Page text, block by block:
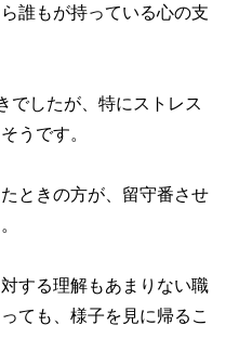
誰もが持っている心の支
でしたが、特にストレス
うです。
ときの方が、留守番させ
する理解もあまりない職
ても、様子を見に帰るこ